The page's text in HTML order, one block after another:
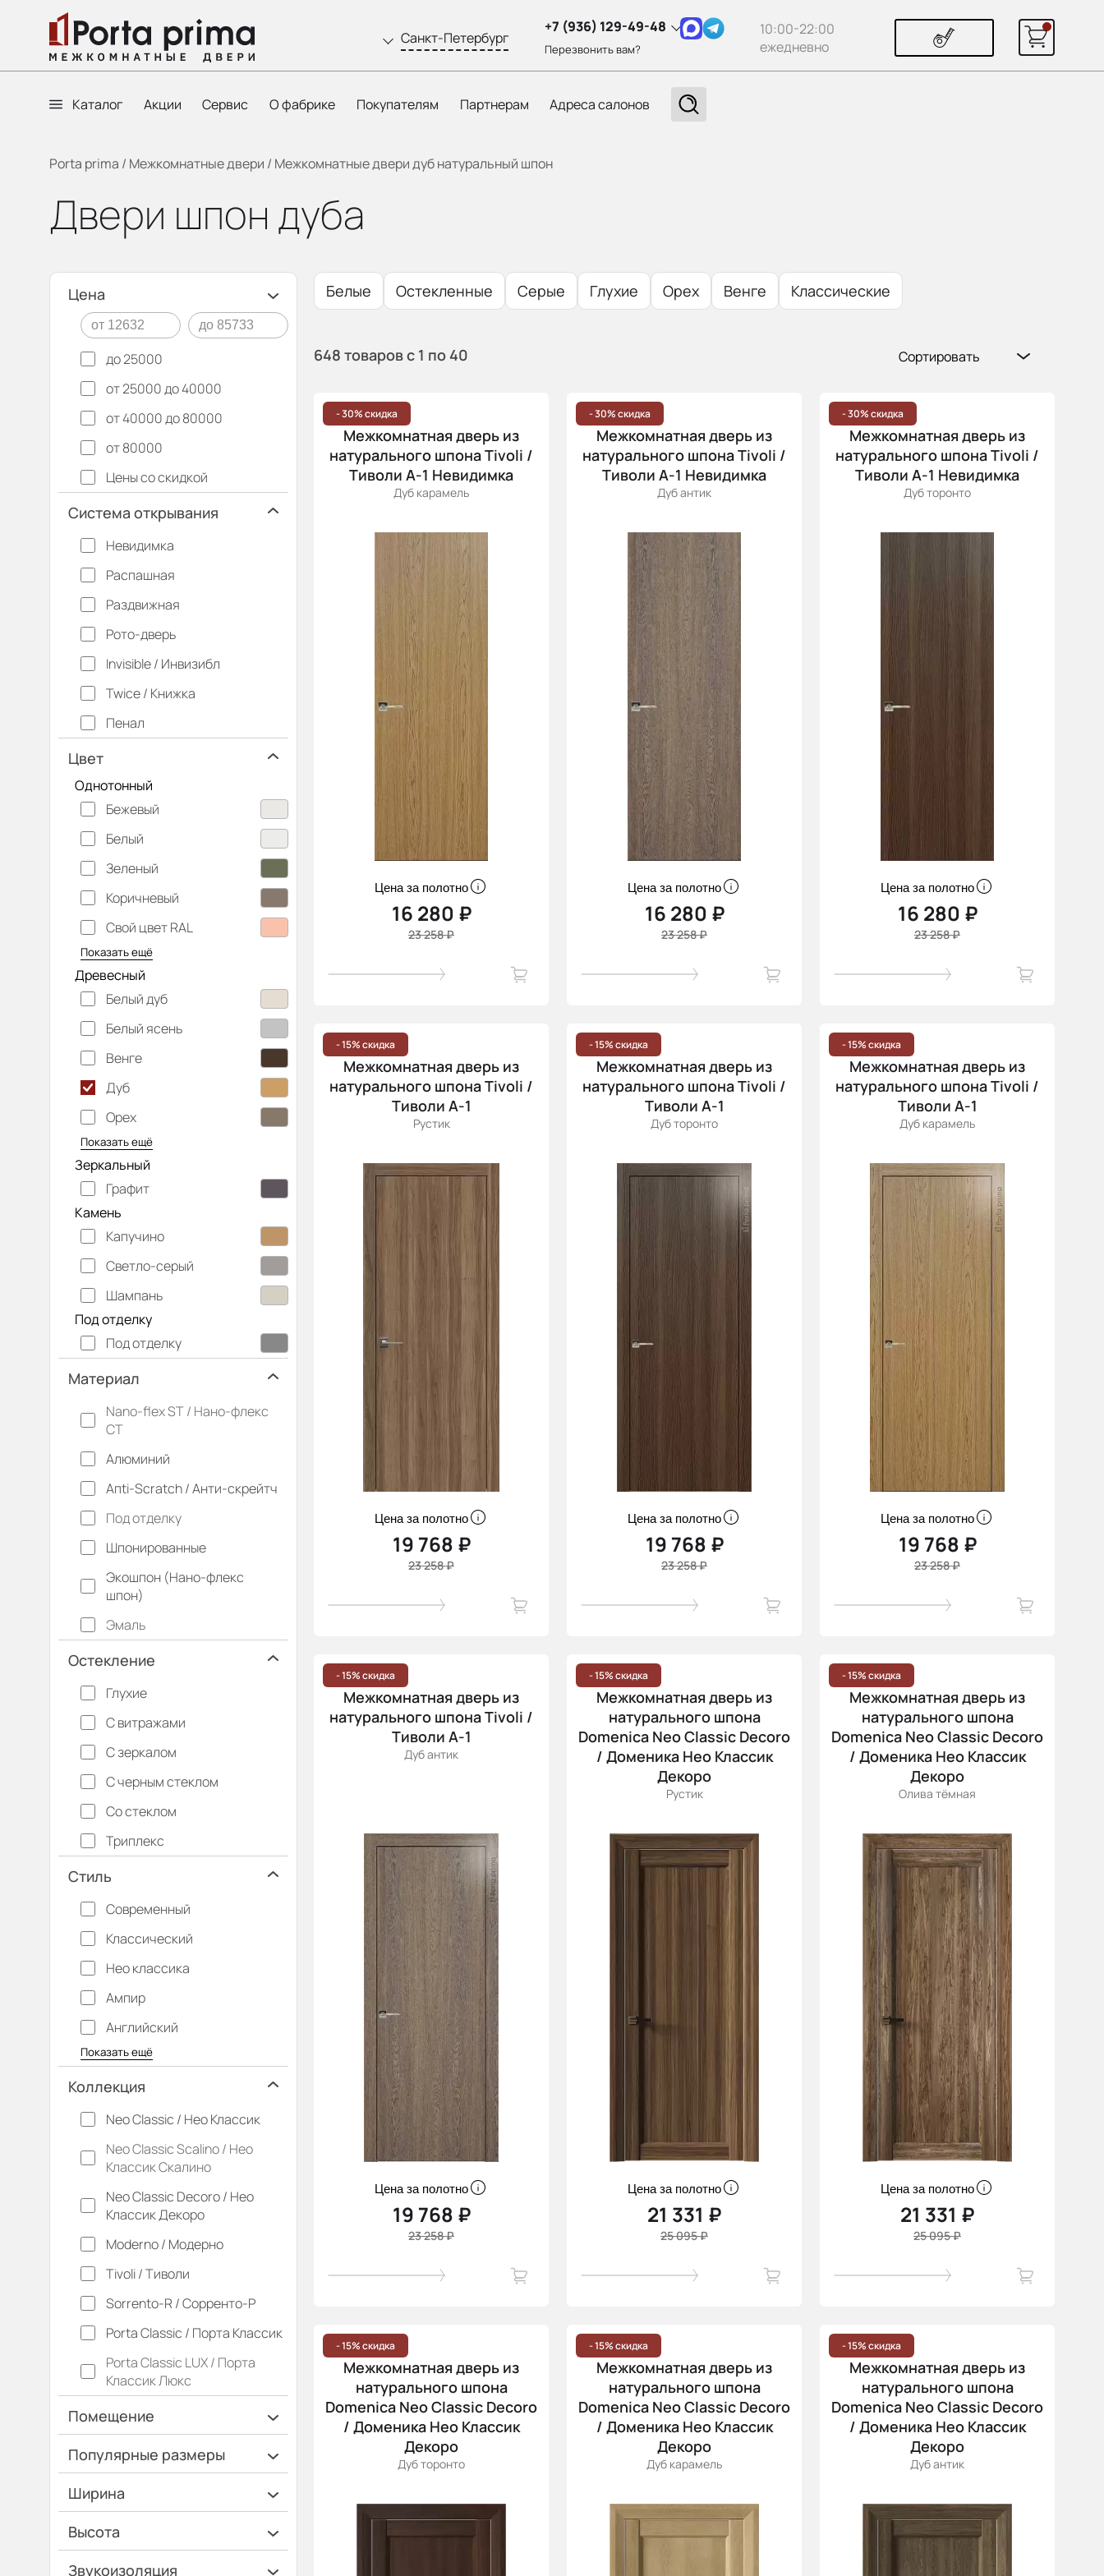
Санкт-Петербург
+7 (936) 129-49-48
Перезвонить вам?
10:00-22:00
ежедневно
Каталог Акции Сервис О фабрике Покупателям Партнерам Адреса салонов
Porta prima / Межкомнатные двери / Межкомнатные двери дуб натуральный шпон
Двери шпон дуба
Цена
до 25000
от 25000 до 40000
от 40000 до 80000
от 80000
Цены со скидкой
Система открывания
Невидимка
Распашная
Раздвижная
Рото-дверь
Invisible / Инвизибл
Twice / Книжка
Пенал
Цвет
Однотонный
Бежевый
Белый
Зеленый
Коричневый
Свой цвет RAL
Серебристый
Серый
Темно-серый
Хаки
Черный
Показать ещё
Древесный
Белый дуб
Белый ясень
Венге
Дуб
Орех
Серый дуб
Показать ещё
Зеркальный
Графит
Камень
Капучино
Светло-серый
Шампань
Под отделку
Под отделку
Материал
Nano-flex ST / Нано-флекс
СТ
Алюминий
Апti-Sсrаtсh / Анти-скрейтч
Под отделку
Шпонированные
Экошпон (Нано-флекс
шпон)
Эмаль
Остекление
Глухие
С витражами
С зеркалом
С черным стеклом
Со стеклом
Триплекс
Стиль
Современный
Классический
Нео классика
Ампир
Английский
Багетные
Барокко
Кантри
Крашенные
Лофт
Модерн
Под старину
Прованс
Скандинавский
Современная классика
Хай-тек
Показать ещё
Коллекция
Neo Classic / Нео Классик
Neo Classic Scalino / Нео
Классик Скалино
Neo Classic Decoro / Нео
Классик Декоро
Moderno / Модерно
Tivoli / Тиволи
Sorrento-R / Сорренто-Р
Porta Classic / Порта Классик
Porta Classic LUX / Порта
Классик Люкс
Помещение
Ванная и туалет
Гардеробная
Гостинная
Дача
Кладовка
Коридор
Кухня
Офис
Спальня
Популярные размеры
600х2000
700х2000
900х2000
Ширина
Ширина 40 см
Ширина 45 см
Высота
Высота 180 см
Звукоизоляция
Белые Остекленные Серые Глухие Орех Венге Классические
648 товаровс 1 по 40
Сортировать
Цена (возр.)
Цена (убыв.)
Cначала новинки
Cначала скидки
- 30% скидка
Межкомнатная дверь из
натурального шпона Tivoli /
Тиволи А-1 Невидимка
Дуб карамель
Цена за полотно
16 280 ₽
23 258 ₽
- 30% скидка
Межкомнатная дверь из
натурального шпона Tivoli /
Тиволи А-1 Невидимка
Дуб антик
Цена за полотно
16 280 ₽
23 258 ₽
- 30% скидка
Межкомнатная дверь из
натурального шпона Tivoli /
Тиволи А-1 Невидимка
Дуб торонто
Цена за полотно
16 280 ₽
23 258 ₽
- 15% скидка
Межкомнатная дверь из
натурального шпона Tivoli /
Тиволи А-1
Рустик
Цена за полотно
19 768 ₽
23 258 ₽
- 15% скидка
Межкомнатная дверь из
натурального шпона Tivoli /
Тиволи А-1
Дуб торонто
Цена за полотно
19 768 ₽
23 258 ₽
- 15% скидка
Межкомнатная дверь из
натурального шпона Tivoli /
Тиволи А-1
Дуб карамель
Цена за полотно
19 768 ₽
23 258 ₽
- 15% скидка
Межкомнатная дверь из
натурального шпона Tivoli /
Тиволи А-1
Дуб антик
Цена за полотно
19 768 ₽
23 258 ₽
- 15% скидка
Межкомнатная дверь из
натурального шпона
Domenica Neo Classic Decoro
/ Доменика Нео Классик
Декоро
Рустик
Цена за полотно
21 331 ₽
25 095 ₽
- 15% скидка
Межкомнатная дверь из
натурального шпона
Domenica Neo Classic Decoro
/ Доменика Нео Классик
Декоро
Олива тёмная
Цена за полотно
21 331 ₽
25 095 ₽
- 15% скидка
Межкомнатная дверь из
натурального шпона
Domenica Neo Classic Decoro
/ Доменика Нео Классик
Декоро
Дуб торонто
- 15% скидка
Межкомнатная дверь из
натурального шпона
Domenica Neo Classic Decoro
/ Доменика Нео Классик
Декоро
Дуб карамель
- 15% скидка
Межкомнатная дверь из
натурального шпона
Domenica Neo Classic Decoro
/ Доменика Нео Классик
Декоро
Дуб антик